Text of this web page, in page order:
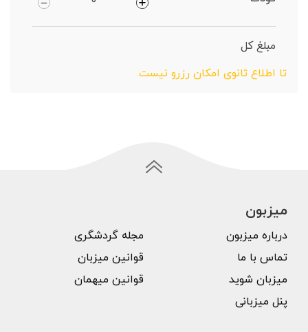
مبلغ کل
تا اطلاع ثانوی امکان رزرو نیست.
میزبون
درباره میزبون
تماس با ما
میزبان شوید
پنل میزبانی
مجله گردشگری
قوانین میزبان
قوانین میهمان